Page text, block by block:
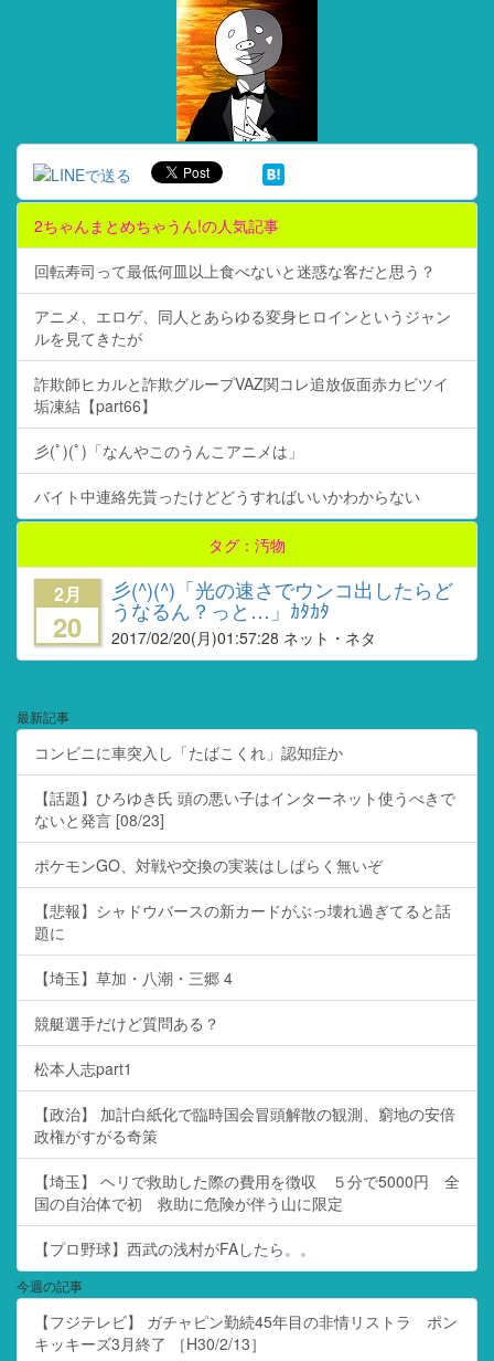
2ちゃんまとめちゃうん!の人気記事
回転寿司って最低何皿以上食べないと迷惑な客だと思う？
アニメ、エロゲ、同人とあらゆる変身ヒロインというジャン
ルを見てきたが
詐欺師ヒカルと詐欺グループVAZ関コレ追放仮面赤カビツイ
垢凍結【part66】
彡(ﾟ)(ﾟ)「なんやこのうんこアニメは」
バイト中連絡先貰ったけどどうすればいいかわからない
タグ：汚物
2月
20
彡(^)(^)「光の速さでウンコ出したらど
うなるん？っと…」ｶﾀｶﾀ
2017/02/20(月)01:57:28 ネット・ネタ
最新記事
コンビニに車突入し「たばこくれ」認知症か
【話題】ひろゆき氏 頭の悪い子はインターネット使うべきで
ないと発言 [08/23]
ポケモンGO、対戦や交換の実装はしばらく無いぞ
【悲報】シャドウバースの新カードがぶっ壊れ過ぎてると話
題に
【埼玉】草加・八潮・三郷 4
競艇選手だけど質問ある？
松本人志part1
【政治】 加計白紙化で臨時国会冒頭解散の観測、窮地の安倍
政権がすがる奇策
【埼玉】 ヘリで救助した際の費用を徴収 ５分で5000円 全
国の自治体で初 救助に危険が伴う山に限定
【プロ野球】西武の浅村がFAしたら。。
今週の記事
【フジテレビ】 ガチャピン勤続45年目の非情リストラ ポン
キッキーズ3月終了 ［H30/2/13］